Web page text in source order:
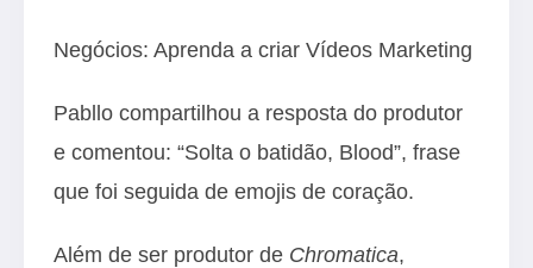
Negócios: Aprenda a criar Vídeos Marketing
Pabllo compartilhou a resposta do produtor
e comentou: “Solta o batidão, Blood”, frase
que foi seguida de emojis de coração.
Além de ser produtor de Chromatica,